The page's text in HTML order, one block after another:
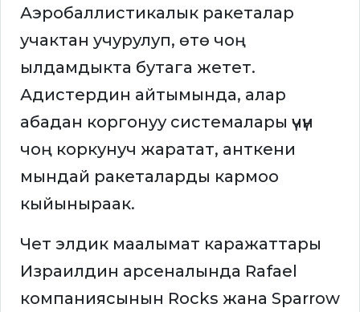
Аэробаллистикалык ракеталар
учактан учурулуп, өтө чоң
ылдамдыкта бутага жетет.
Адистердин айтымында, алар
абадан коргонуу системалары үчүн
чоң коркунуч жаратат, анткени
мындай ракеталарды кармоо
кыйыныраак.
Чет элдик маалымат каражаттары
Израилдин арсеналында Rafael
компаниясынын Rocks жана Sparrow